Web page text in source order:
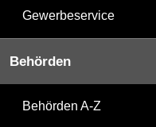
Gewerbeservice
Behörden
Behörden A-Z